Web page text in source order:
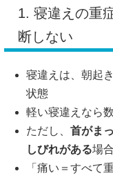
1. 寝違えの重
断しない
寝違えは、朝起
状態
軽い寝違えなら
ただし、 首がま
しびれがある場
「痛い＝すべて